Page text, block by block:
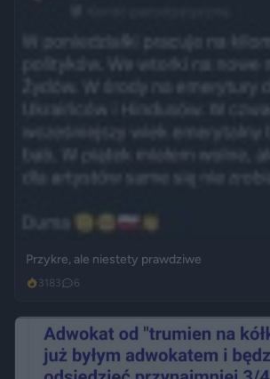
Przykre, ale niestety prawdziwe
3183 6